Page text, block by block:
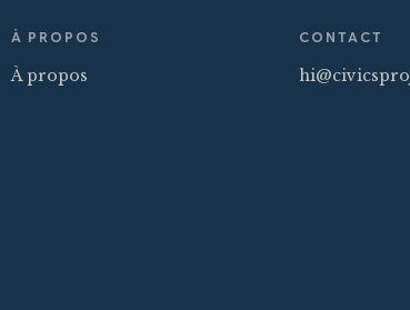
À PROPOS
À propos
CONTACT